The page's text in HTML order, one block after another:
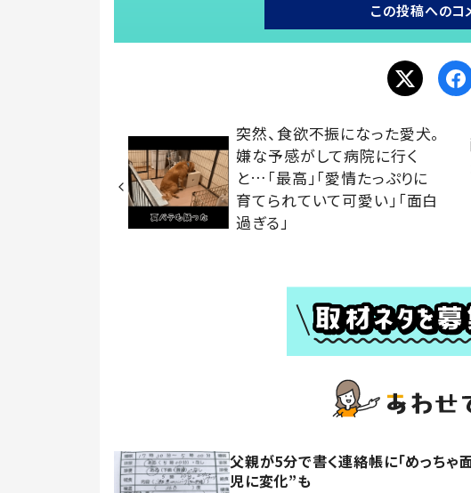
この投稿へのコ
突然、食欲不振になった愛犬。
嫌な予感がして病院に行く
と…「最高」「愛情たっぷりに
育てられていて可愛い」「面白
過ぎる」
父親が5分で書く連絡帳に「めっちゃ
児に変化”も